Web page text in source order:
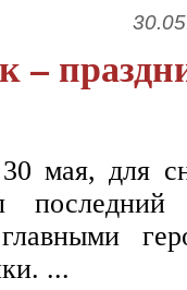
–
мая, для
...